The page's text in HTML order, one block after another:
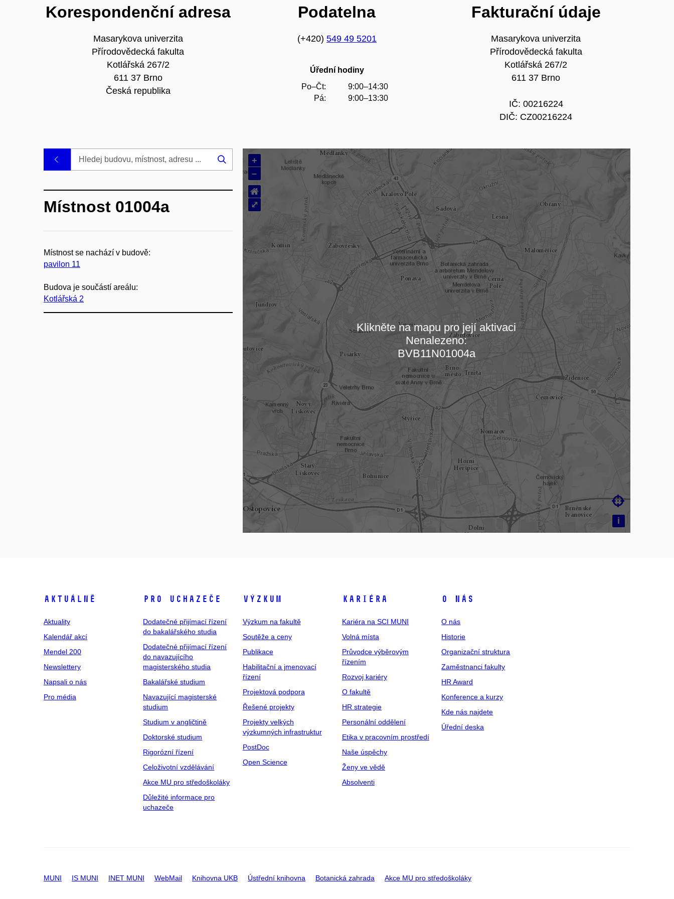
Korespondenční adresa
Masarykova univerzita
Přírodovědecká fakulta
Kotlářská 267/2
611 37 Brno
Česká republika
Podatelna
(+420) 549 49 5201
Úřední hodiny
Po–Čt:
Pá:
9:00–14:30
9:00–13:30
Fakturační údaje
Masarykova univerzita
Přírodovědecká fakulta
Kotlářská 267/2
611 37 Brno
IČ: 00216224
DIČ: CZ00216224
Načítám mapu…
+
–
i

⌂
⤢
Klikněte na mapu pro její aktivaci
Nenalezeno:
BVB11N01004a
Hledej
Místnost 01004a
Místnost se nachází v budově:
pavilon 11
Budova je součástí areálu:
Kotlářská 2
Aktuálně
Aktuality
Kalendář akcí
Mendel 200
Newslettery
Napsali o nás
Pro média
Pro uchazeče
Dodatečné přijímací řízení
do bakalářského studia
Dodatečné přijímací řízení
do navazujícího
magisterského studia
Bakalářské studium
Navazující magisterské
studium
Studium v angličtině
Doktorské studium
Rigorózní řízení
Celoživotní vzdělávání
Akce MU pro středoškoláky
Důležité informace pro
uchazeče
Výzkum
Výzkum na fakultě
Soutěže a ceny
Publikace
Habilitační a jmenovací
řízení
Projektová podpora
Řešené projekty
Projekty velkých
výzkumných infrastruktur
PostDoc
Open Science
Kariéra
Kariéra na SCI MUNI
Volná místa
Průvodce výběrovým
řízením
Rozvoj kariéry
O fakultě
HR strategie
Personální oddělení
Etika v pracovním prostředí
Naše úspěchy
Ženy ve vědě
Absolventi
O nás
O nás
Historie
Organizační struktura
Zaměstnanci fakulty
HR Award
Konference a kurzy
Kde nás najdete
Úřední deska
MUNI IS MUNI INET MUNI WebMail Knihovna UKB Ústřední knihovna Botanická zahrada Akce MU pro středoškoláky